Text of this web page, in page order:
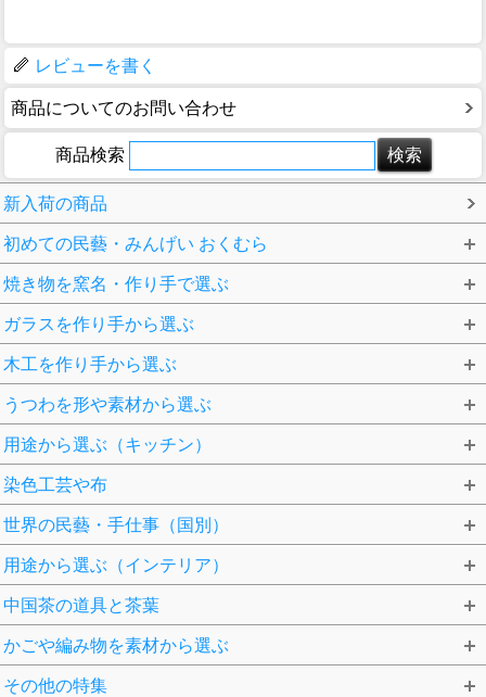
レビューを書く
商品についてのお問い合わせ
商品検索
新入荷の商品
初めての民藝・みんげい おくむら
焼き物を窯名・作り手で選ぶ
ガラスを作り手から選ぶ
木工を作り手から選ぶ
うつわを形や素材から選ぶ
用途から選ぶ（キッチン）
染色工芸や布
世界の民藝・手仕事（国別）
用途から選ぶ（インテリア）
中国茶の道具と茶葉
かごや編み物を素材から選ぶ
その他の特集